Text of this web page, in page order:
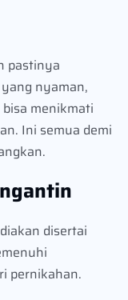
pastinya
nyaman,
menikmati
Ini semua demi
disertai
pernikahan.